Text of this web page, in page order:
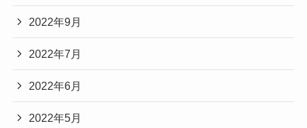
2022年9月
2022年7月
2022年6月
2022年5月